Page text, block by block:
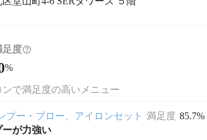
足度
%
で満足度の高いメニュー
プー・ブロー、アイロンセット 満足度 85.7%
ーが力強い